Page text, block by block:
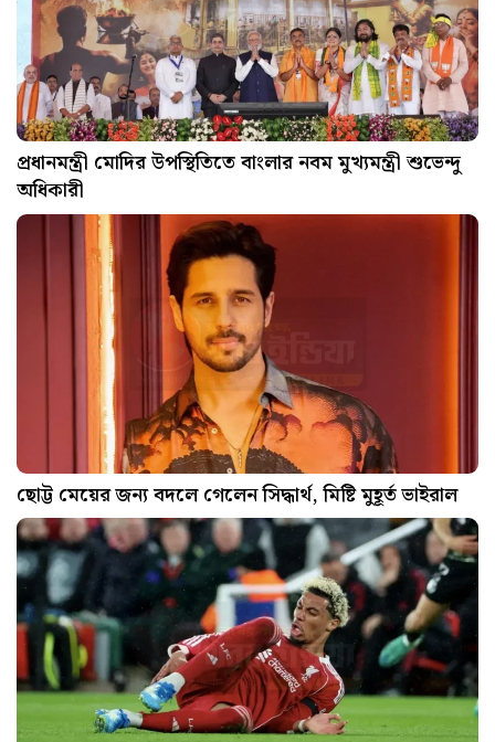
প্রধানমন্ত্রী মোদির উপস্থিতিতে বাংলার নবম মুখ্যমন্ত্রী শুভেন্দু
অধিকারী
ছোট্ট মেয়ের জন্য বদলে গেলেন সিদ্ধার্থ, মিষ্টি মুহূর্ত ভাইরাল